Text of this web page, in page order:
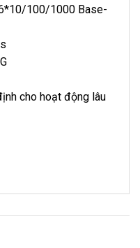
100/1000 Base-
cho hoạt động lâu